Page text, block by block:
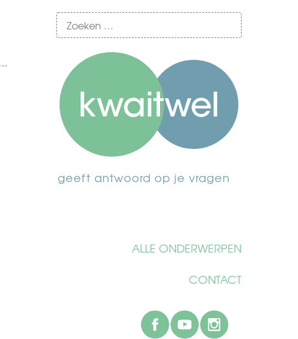
geeft antwoord op je vragen
ALLE ONDERWERPEN
CONTACT
facebook